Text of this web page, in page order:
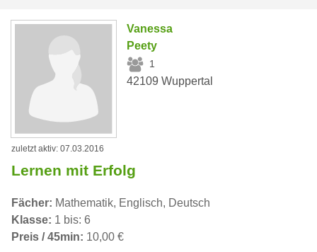
Vanessa
Peety
1
42109 Wuppertal
zuletzt aktiv: 07.03.2016
Lernen mit Erfolg
Fächer: Mathematik, Englisch, Deutsch
Klasse: 1 bis: 6
Preis / 45min: 10,00 €